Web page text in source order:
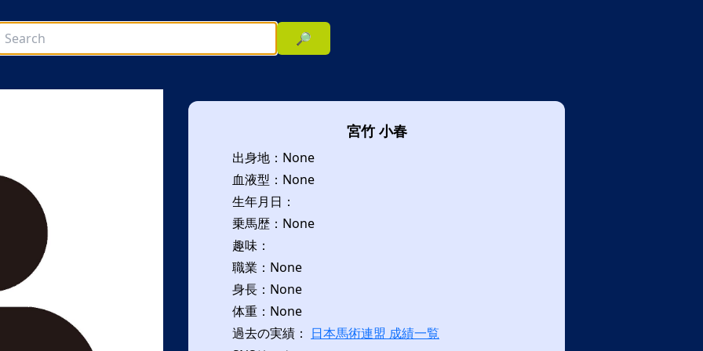
🔎
宮竹 小春
出身地：None
血液型：None
生年月日：
乗馬歴：None
趣味：
職業：None
身長：None
体重：None
過去の実績： 日本馬術連盟 成績一覧